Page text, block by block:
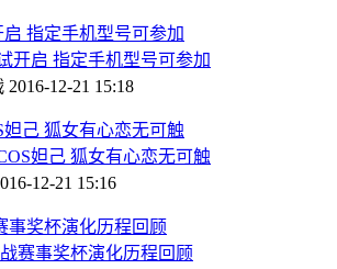
开启 指定手机型号可参加
2016-12-21 15:18
妲己 狐女有心恋无可触
12-21 15:16
赛事奖杯演化历程回顾